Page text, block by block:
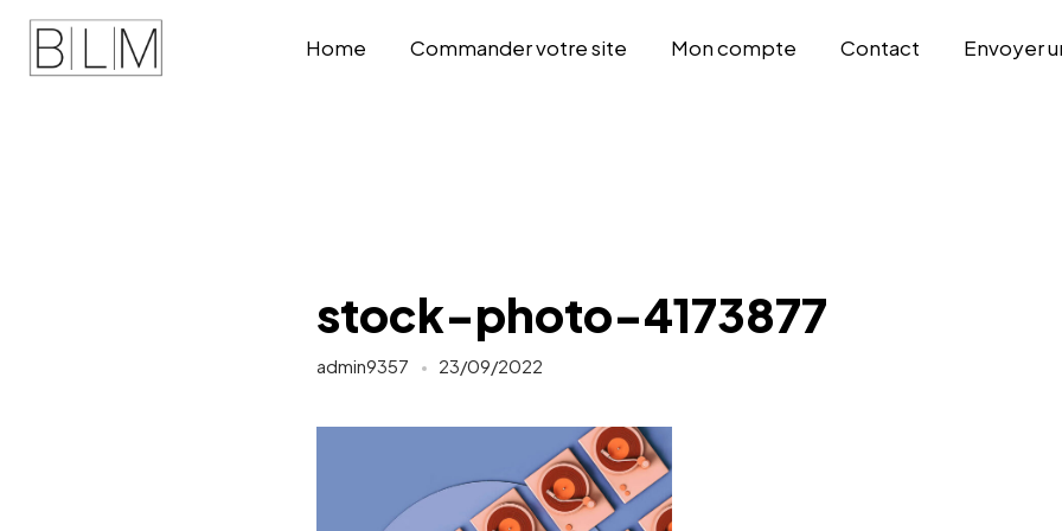
Home Commander votre site Mon compte Contact Envoyer
stock-photo-4173877
admin9357 23/09/2022